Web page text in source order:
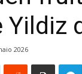
Yildiz
2026